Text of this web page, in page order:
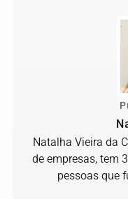
Natalha Vieira da
de empresas, tem
pessoas que